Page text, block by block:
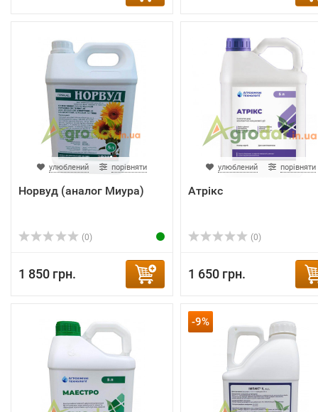
улюблений порівняти
Норвуд (аналог Миура)
(0)
1 850 грн.
улюблений порівняти
Атрікс
(0)
1 650 грн.
-9%